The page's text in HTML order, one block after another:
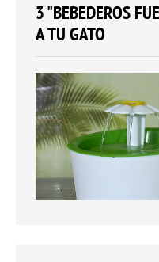
3 "BEBEDEROS
A TU GATO